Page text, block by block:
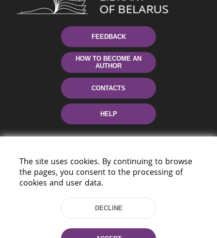
FEEDBACK
HOW TO BECOME AN
AUTHOR
CONTACTS
HELP
220114, Niezaležnasci Ave. 116, Minsk,
Tel.: (+375 17) 368 37 37
The site uses cookies. By continuing to browse
the pages, you consent to the processing of
cookies and user data.
DECLINE